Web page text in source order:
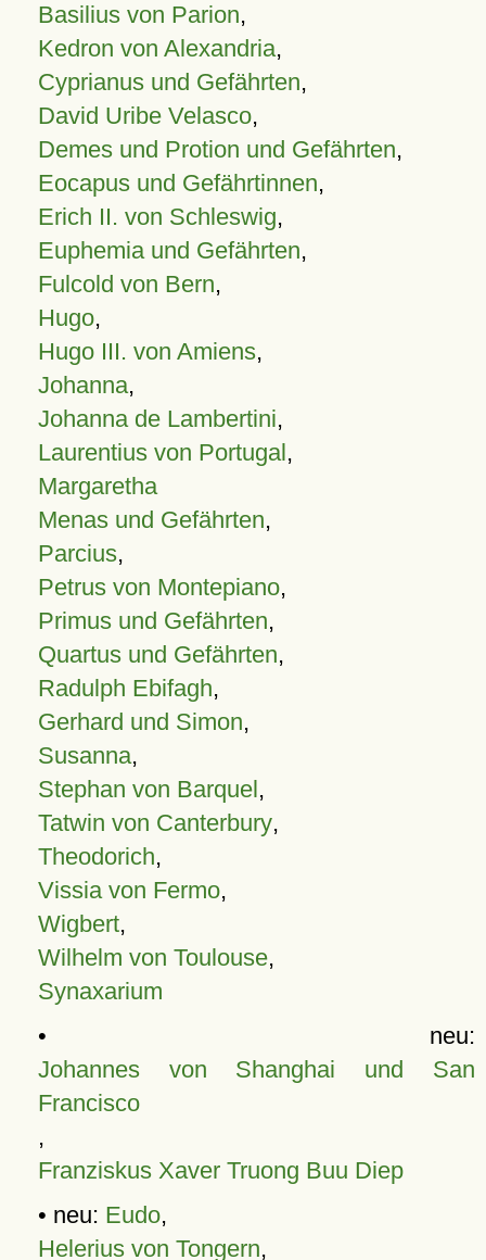
Basilius von Parion,
Kedron von Alexandria,
Cyprianus und Gefährten,
David Uribe Velasco,
Demes und Protion und Gefährten,
Eocapus und Gefährtinnen,
Erich II. von Schleswig,
Euphemia und Gefährten,
Fulcold von Bern,
Hugo,
Hugo III. von Amiens,
Johanna,
Johanna de Lambertini,
Laurentius von Portugal,
Margaretha
Menas und Gefährten,
Parcius,
Petrus von Montepiano,
Primus und Gefährten,
Quartus und Gefährten,
Radulph Ebifagh,
Gerhard und Simon,
Susanna,
Stephan von Barquel,
Tatwin von Canterbury,
Theodorich,
Vissia von Fermo,
Wigbert,
Wilhelm von Toulouse,
Synaxarium
• neu:
Johannes von Shanghai und San
Francisco
,
Franziskus Xaver Truong Buu Diep
• neu: Eudo,
Helerius von Tongern,